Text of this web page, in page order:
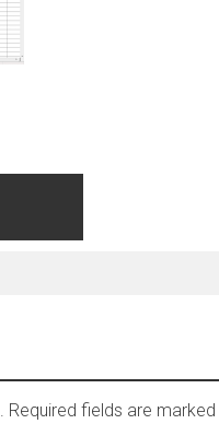
Required fields are marked